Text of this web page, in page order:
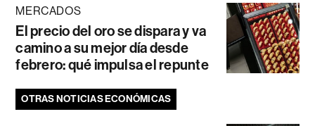
MERCADOS
El precio del oro se dispara y va
camino a su mejor día desde
febrero: qué impulsa el repunte
OTRAS NOTICIAS ECONÓMICAS